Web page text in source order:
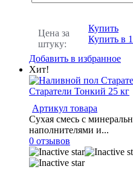
Цена за
штуку:
Купить
Купить в
Добавить в избранное
Хит!
Старатели Тонкий 25 кг
Артикул товара
Сухая смесь с
наполнителями и...
0 отзывов